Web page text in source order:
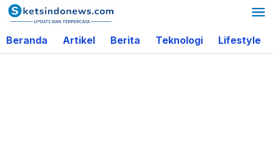
Lewati
ke
konten
Beranda Artikel Berita Teknologi Lifestyle